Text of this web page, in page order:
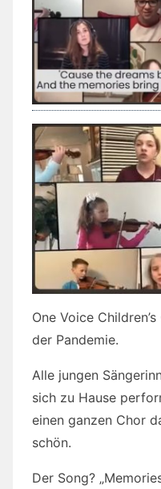
One Voice
der Pandemie.
Alle jungen
sich zu Hause
einen ganzen Chor
schön.
Der Song?